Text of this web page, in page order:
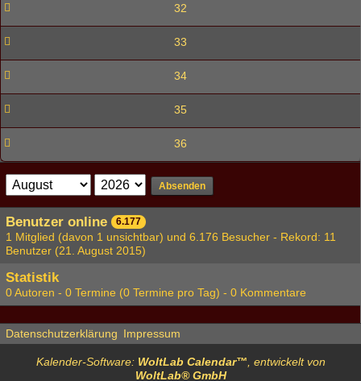
32
33
34
35
36
Absenden
Benutzer online 6.177
1 Mitglied (davon 1 unsichtbar) und 6.176 Besucher - Rekord: 11
Benutzer (21. August 2015)
Statistik
0 Autoren - 0 Termine (0 Termine pro Tag) - 0 Kommentare
Datenschutzerklärung Impressum
Kalender-Software: WoltLab Calendar™ , entwickelt von
WoltLab® GmbH